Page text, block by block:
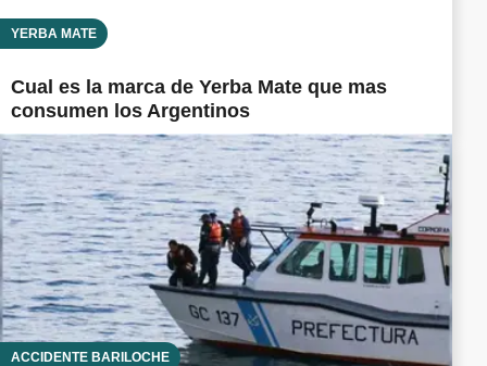
YERBA MATE
Cual es la marca de Yerba Mate que mas
consumen los Argentinos
ACCIDENTE BARILOCHE